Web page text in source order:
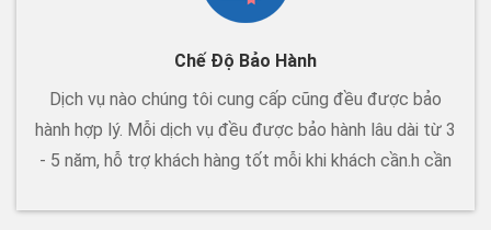
Chế Độ Bảo Hành
Dịch vụ nào chúng tôi cung cấp cũng đều được bảo
hành hợp lý. Mỗi dịch vụ đều được bảo hành lâu dài từ 3
- 5 năm, hỗ trợ khách hàng tốt mỗi khi khách cần.h cần